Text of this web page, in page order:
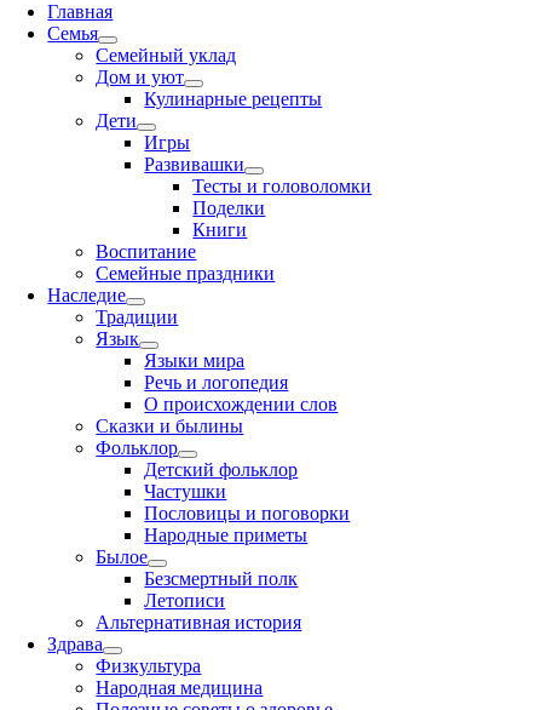
Главная
Семья
Семейный уклад
Дом и уют
Кулинарные рецепты
Дети
Игры
Развивашки
Тесты и головоломки
Поделки
Книги
Воспитание
Семейные праздники
Наследие
Традиции
Язык
Языки мира
Речь и логопедия
О происхождении слов
Сказки и былины
Фольклор
Детский фольклор
Частушки
Пословицы и поговорки
Народные приметы
Былое
Безсмертный полк
Летописи
Альтернативная история
Здрава
Физкультура
Народная медицина